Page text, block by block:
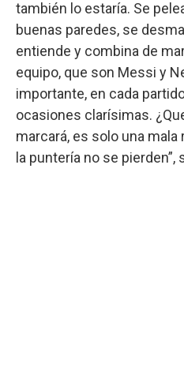
también lo estaría. Se
buenas paredes, se
entiende y combina de
equipo, que son Messi y
importante, en cada
ocasiones clarísimas.
marcará, es solo una
la puntería no se pierden”,